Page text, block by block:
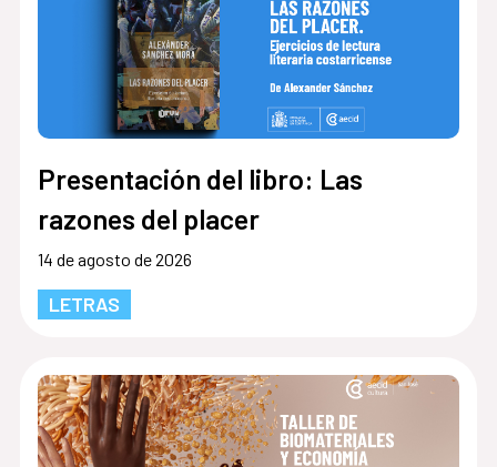
Presentación del libro: Las
razones del placer
14 de agosto de 2026
LETRAS